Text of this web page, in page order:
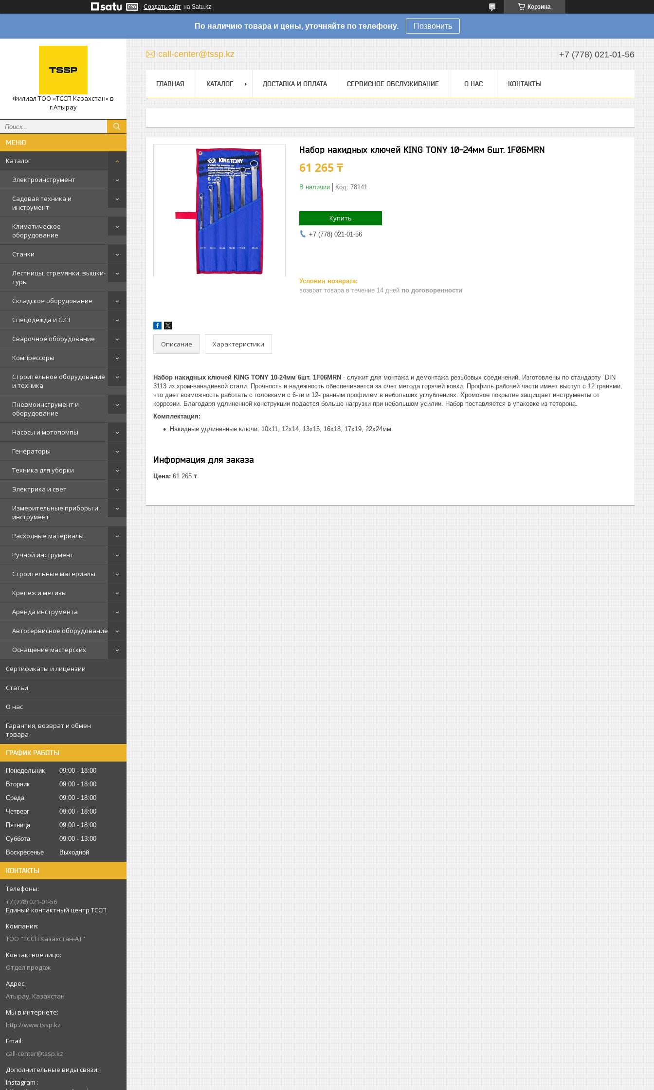
Создать сайт на Satu.kz Корзина
По наличию товара и цены, уточняйте по телефону. Позвонить
Филиал ТОО «ТССП Казахстан» в
г.Атырау
Каталог
Электроинструмент
Садовая техника и
инструмент
Климатическое
оборудование
Станки
Лестницы, стремянки, вышки-
туры
Складское оборудование
Спецодежда и СИЗ
Сварочное оборудование
Компрессоры
Строительное оборудование
и техника
Пневмоинструмент и
оборудование
Насосы и мотопомпы
Генераторы
Техника для уборки
Электрика и свет
Измерительные приборы и
инструмент
Расходные материалы
Ручной инструмент
Строительные материалы
Крепеж и метизы
Аренда инструмента
Автосервисное оборудование
Оснащение мастерских
Сертификаты и лицензии
Статьи
О нас
Гарантия, возврат и обмен
товара
ГРАФИК РАБОТЫ
Понедельник 09:00
18:00
Вторник
09:00
18:00
Среда
09:00
18:00
Четверг
09:00
18:00
Пятница
09:00
18:00
Суббота
09:00
13:00
Воскресенье
Выходной
КОНТАКТЫ
+7 (778) 021-01-56
Единый контактный центр ТССП
ТОО "ТССП Казахстан-АТ"
Отдел продаж
Атырау, Казахстан
http://www.tssp.kz
call-center@tssp.kz
Instagram
call-center@tssp.kz +7 (778) 021-01-56
ГЛАВНАЯ КАТАЛОГ ДОСТАВКА И ОПЛАТА СЕРВИСНОЕ ОБСЛУЖИВАНИЕ О НАС КОНТАКТЫ
Набор накидных ключей KING TONY 10-24мм 6шт. 1F06MRN
61 265 ₸
В наличии Код: 78141
Купить
+7 (778) 021-01-56
возврат товара в течение 14 дней по договоренности
Описание Характеристики
Набор накидных ключей KING TONY 10-24мм 6шт. 1F06MRN - служит для монтажа и демонтажа резьбовых соединений. Изготовлены по стандарту DIN
3113 из хром-ванадиевой стали. Прочность и надежность обеспечивается за счет метода горячей ковки. Профиль рабочей части имеет выступ с 12 гранями,
что дает возможность работать с головками с 6-ти и 12-гранным профилем в небольших углублениях. Хромовое покрытие защищает инструменты от
коррозии. Благодаря удлиненной конструкции подается больше нагрузки при небольшом усилии. Набор поставляется в упаковке из теторона.
Комплектация:
Накидные удлиненные ключи: 10x11, 12x14, 13x15, 16x18, 17x19, 22x24мм.
Информация для заказа
Цена: 61 265 ₸